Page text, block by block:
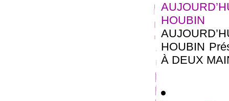
HOUBIN
HOUBIN
À DEUX